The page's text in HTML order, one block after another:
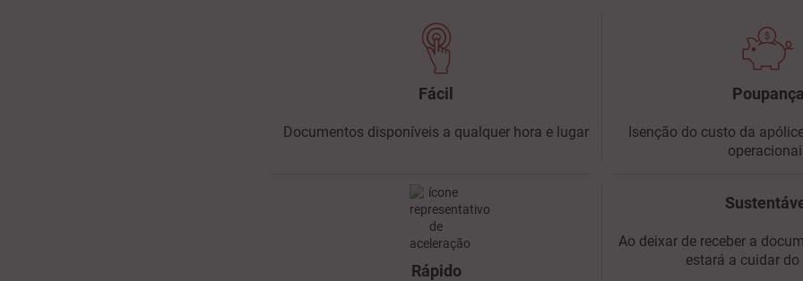
Fácil
Documentos disponíveis a qualquer hora e lugar
Poupança
Isenção do custo da
Rápido
Ao deixar de receber a
estará a cuidar